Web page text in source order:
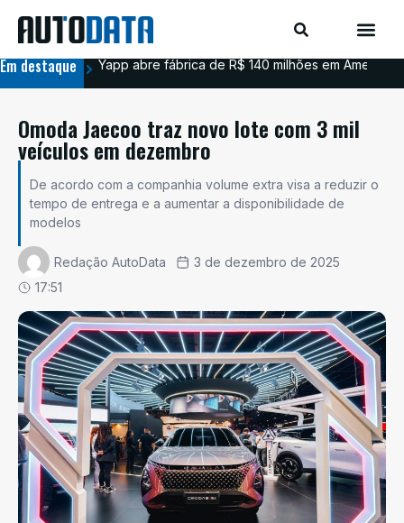
Em destaque Yapp abre fábrica de R$ 140 milhões em
Omoda Jaecoo traz novo lote com 3 mil
veículos em dezembro
De acordo com a companhia volume extra visa a reduzir o
tempo de entrega e a aumentar a disponibilidade de
modelos
Redação AutoData
3 de dezembro de 2025
17:51